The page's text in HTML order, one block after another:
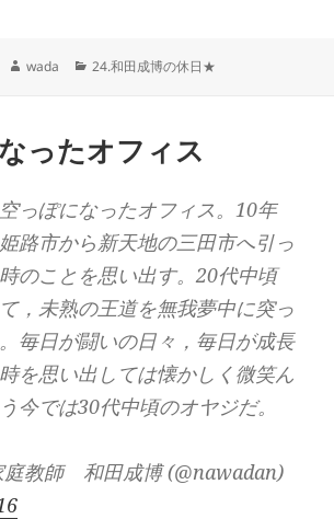
作
wada
カ
ー
24.和田成博の休日★
ったオフィス
っぽになったオフィス。10年
路市から新天地の三田市へ引っ
のことを思い出す。20代中頃
，未熟の王道を無我夢中に突っ
毎日が闘いの日々，毎日が成長
を思い出しては懐かしく微笑ん
今では30代中頃のオヤジだ。
教師 和田成博 (@nawadan)